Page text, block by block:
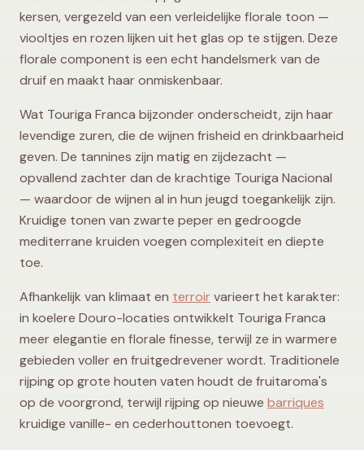
kersen, vergezeld van een verleidelijke florale toon —
viooltjes en rozen lijken uit het glas op te stijgen. Deze
florale component is een echt handelsmerk van de
druif en maakt haar onmiskenbaar.
Wat Touriga Franca bijzonder onderscheidt, zijn haar
levendige zuren, die de wijnen frisheid en drinkbaarheid
geven. De tannines zijn matig en zijdezacht —
opvallend zachter dan de krachtige Touriga Nacional
— waardoor de wijnen al in hun jeugd toegankelijk zijn.
Kruidige tonen van zwarte peper en gedroogde
mediterrane kruiden voegen complexiteit en diepte
toe.
Afhankelijk van klimaat en terroirvarieert het karakter:
in koelere Douro-locaties ontwikkelt Touriga Franca
meer elegantie en florale finesse, terwijl ze in warmere
gebieden voller en fruitgedrevener wordt. Traditionele
rijping op grote houten vaten houdt de fruitaroma's
op de voorgrond, terwijl rijping op nieuwe barriques
kruidige vanille- en cederhouttonen toevoegt.